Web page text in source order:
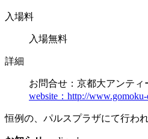
入場料
入場無料
詳細
お問合せ：京都大アンティ
website：http://
恒例の、パルスプラザにて行わ